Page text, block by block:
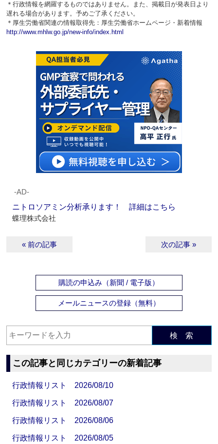
＊行政情報を網羅するものではありません。また、掲載日が発表日より
遅れる場合があります。予めご了承ください。
＊厚生労働省関連の情報取得先：厚生労働省ホームページ・新着情報
http://www.mhlw.go.jp/new-info/index.html
‐AD‐
ニトロソアミン分析承ります！ 詳細はこちら
蝶理株式会社
« 前の記事 次の記事 »
購読の申込み（新聞 / 電子版）
メールニュースの登録（無料）
検 索
この記事と同じカテゴリーの新着記事
行政情報リスト 2026/08/10
行政情報リスト 2026/08/07
行政情報リスト 2026/08/06
行政情報リスト 2026/08/05